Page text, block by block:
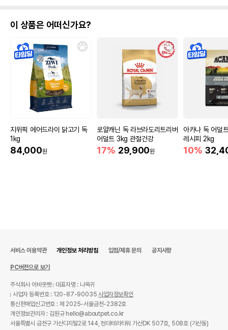
이 상품은 어떠신가요?
지위픽 에어드라이 닭고기 독
1kg
84,000원
로얄캐닌 독 라브라도리트리버
어덜트 3kg 관절건강
17% 29,900원
아카나 독 어덜
레시피 2kg
10%
서비스 이용약관 개인정보 처리방침 입점/제휴 문의 공지사항
PC버전으로 보기
주식회사 어바웃펫
대표자명 : 나옥귀
사업자 등록번호 : 120-87-90035사업자정보확인
통신판매업신고번호 : 제 2025-서울금천-2382호
개인정보관리자 : 김원규 hello@aboutpet.co.kr
서울특별시 금천구 가산디지털2로 144, 현대테라타워 가산DK 507호, 508호 (가산동)